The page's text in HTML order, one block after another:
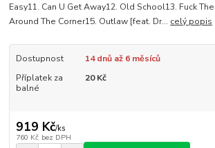
Easy11. Can U Get Away12. Old School13. Fuck
Around The Corner15. Outlaw [feat. Dr... celý popis
Dostupnost
14 dnů až 6 měsíců
Příplatek za
balné
20 Kč
919 Kč/ks
760 Kč bez DPH